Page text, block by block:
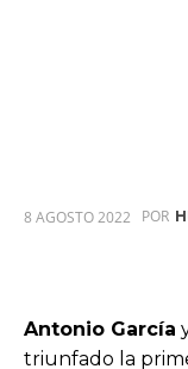
8 AGOSTO 2022 POR
Antonio García
triunfado la